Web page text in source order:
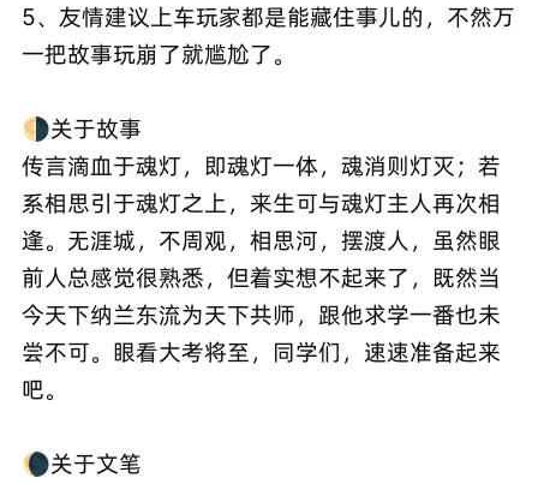
5、友情建议上车玩家都是能藏住事儿的，不然万
一把故事玩崩了就尴尬了。
🌗关于故事
传言滴血于魂灯，即魂灯一体，魂消则灯灭；若
系相思引于魂灯之上，来生可与魂灯主人再次相
逢。无涯城，不周观，相思河，摆渡人，虽然眼
前人总感觉很熟悉，但着实想不起来了，既然当
今天下纳兰东流为天下共师，跟他求学一番也未
尝不可。眼看大考将至，同学们，速速准备起来
吧。
🌘关于文笔